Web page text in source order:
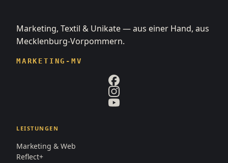
Marketing, Textil & Unikate — aus einer Hand, aus
Mecklenburg-Vorpommern.
MARKETING-MV
LEISTUNGEN
Marketing & Web
Reflect+